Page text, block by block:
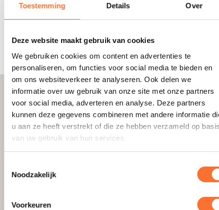
Toestemming Details Over
Deze website maakt gebruik van cookies
We gebruiken cookies om content en advertenties te
personaliseren, om functies voor social media te bieden en
om ons websiteverkeer te analyseren. Ook delen we
informatie over uw gebruik van onze site met onze partners
voor social media, adverteren en analyse. Deze partners
kunnen deze gegevens combineren met andere informatie
u aan ze heeft verstrekt of die ze hebben verzameld op
van uw gebruik van hun services.
Noodzakelijk
Voorkeuren
paarden combineren met fotografie, videografie
of social media.
Hoe maak je de overstap?
Een carrièreswitch maken is spannend, maar met
een goed plan is het zeker haalbaar!
Opleiding en certificaten
Veel beroepen in de hippische sector vragen
certificaten nodig zijn voor jouw droombaan.
Denk aan een ORUN-opleiding voor
voor verzorgers.